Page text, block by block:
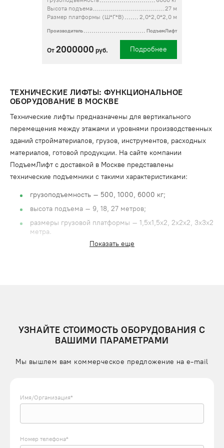
Высота подъема
27 м
Размер платформы (Ш*Г*В)
2,0*2,0*2,0 м
Производитель ПодъемЛифт
От 2000000 руб. Подробнее
ТЕХНИЧЕСКИЕ ЛИФТЫ: ФУНКЦИОНАЛЬНОЕ
ОБОРУДОВАНИЕ В МОСКВЕ
Технические лифты предназначены для вертикального
перемещения между этажами и уровнями производственных
зданий стройматериалов, грузов, инструментов, расходных
материалов, готовой продукции. На сайте компании
ПодъемЛифт с доставкой в Москве представлены
технические подъемники с такими характеристиками:
грузоподъемность – 500, 1000, 6000 кг;
высота подъема – 9, 18, 27 метров;
размеры грузовой платформы – 1,5х1,5х2, 2х2х2, 3х3х2
метра.
Конструкция технических лифтов похожа на грузовые
поднимающимися дверями;
электропривод, приводящий в движение подъемный
концевыми выключателями для ограничения движения
ловителями для предотвращения падения кабины при
Показать еще
УЗНАЙТЕ СТОИМОСТЬ ОБОРУДОВАНИЯ С
ВАШИМИ ПАРАМЕТРАМИ
Мы вышлем вам коммерческое предложение на e-mail
Имя/Организация*
Номер телефона*